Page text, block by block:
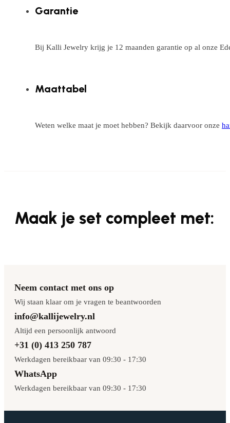
Garantie
Bij Kalli Jewelry krijg je 12 maanden garantie op al onze
Maattabel
Weten welke maat je moet hebben? Bekijk daarvoor onze
Maak je set compleet met:
Neem contact met ons op
Wij staan klaar om je vragen te beantwoorden
info@kallijewelry.nl
Altijd een persoonlijk antwoord
+31 (0) 413 250 787
Werkdagen bereikbaar van 09:30 - 17:30
WhatsApp
Werkdagen bereikbaar van 09:30 - 17:30